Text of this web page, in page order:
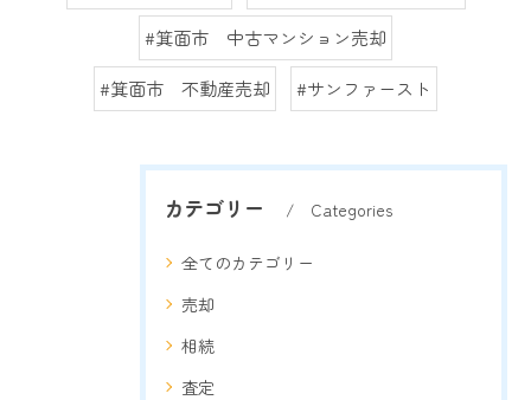
#箕面市 中古マンション売却
#箕面市 不動産売却 #サンファースト
カテゴリー Categories
全てのカテゴリー
売却
相続
査定